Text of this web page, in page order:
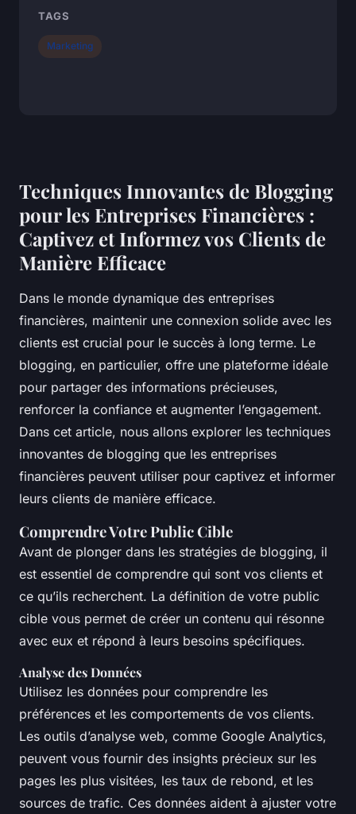
Techniques Innovantes de Blogging
pour les Entreprises Financières :
Captivez et Informez vos Clients de
Manière Efficace
Dans le monde dynamique des entreprises
financières, maintenir une connexion solide avec les
clients est crucial pour le succès à long terme. Le
blogging, en particulier, offre une plateforme idéale
pour partager des informations précieuses,
renforcer la confiance et augmenter l’engagement.
Dans cet article, nous allons explorer les techniques
innovantes de blogging que les entreprises
financières peuvent utiliser pour captivez et informer
leurs clients de manière efficace.
Comprendre Votre Public Cible
Avant de plonger dans les stratégies de blogging, il
est essentiel de comprendre qui sont vos clients et
ce qu’ils recherchent. La définition de votre public
cible vous permet de créer un contenu qui résonne
avec eux et répond à leurs besoins spécifiques.
Analyse des Données
Utilisez les données pour comprendre les
préférences et les comportements de vos clients.
Les outils d’analyse web, comme Google Analytics,
peuvent vous fournir des insights précieux sur les
pages les plus visitées, les taux de rebond, et les
sources de trafic. Ces données aident à ajuster votre
TAGS
Marketing